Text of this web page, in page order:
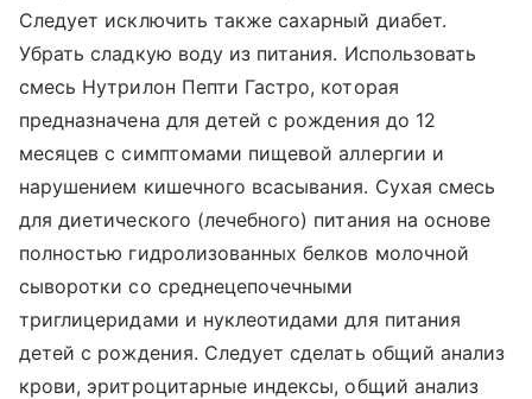
Следует исключить также сахарный диабет.
Убрать сладкую воду из питания. Использовать
смесь Нутрилон Пепти Гастро, которая
предназначена для детей с рождения до 12
месяцев с симптомами пищевой аллергии и
нарушением кишечного всасывания. Сухая смесь
для диетического (лечебного) питания на основе
полностью гидролизованных белков молочной
сыворотки со среднецепочечными
триглицеридами и нуклеотидами для питания
детей с рождения. Следует сделать общий анализ
крови, эритроцитарные индексы, общий анализ